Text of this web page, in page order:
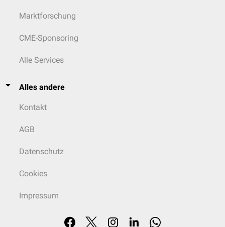
Marktforschung
CME-Sponsoring
Alle Services
Alles andere
Kontakt
AGB
Datenschutz
Cookies
Impressum